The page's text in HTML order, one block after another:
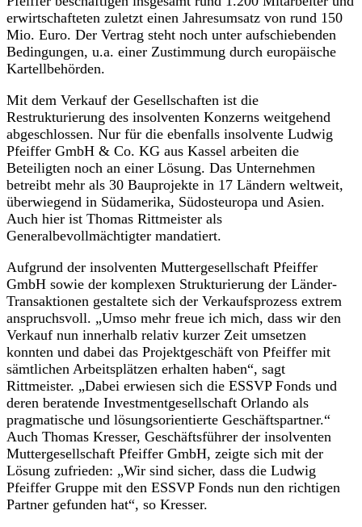
erwirtschafteten zuletzt einen Jahresumsatz von rund 150
Mio. Euro. Der Vertrag steht noch unter aufschiebenden
Bedingungen, u.a. einer Zustimmung durch europäische
Kartellbehörden.
Mit dem Verkauf der Gesellschaften ist die
Restrukturierung des insolventen Konzerns weitgehend
abgeschlossen. Nur für die ebenfalls insolvente Ludwig
Pfeiffer GmbH & Co. KG aus Kassel arbeiten die
Beteiligten noch an einer Lösung. Das Unternehmen
betreibt mehr als 30 Bauprojekte in 17 Ländern weltweit,
überwiegend in Südamerika, Südosteuropa und Asien.
Auch hier ist Thomas Rittmeister als
Generalbevollmächtigter mandatiert.
Aufgrund der insolventen Muttergesellschaft Pfeiffer
GmbH sowie der komplexen Strukturierung der Länder-
Transaktionen gestaltete sich der Verkaufsprozess extrem
anspruchsvoll. „Umso mehr freue ich mich, dass wir den
Verkauf nun innerhalb relativ kurzer Zeit umsetzen
konnten und dabei das Projektgeschäft von Pfeiffer mit
sämtlichen Arbeitsplätzen erhalten haben“, sagt
Rittmeister. „Dabei erwiesen sich die ESSVP Fonds und
deren beratende Investmentgesellschaft Orlando als
pragmatische und lösungsorientierte Geschäftspartner.“
Auch Thomas Kresser, Geschäftsführer der insolventen
Muttergesellschaft Pfeiffer GmbH, zeigte sich mit der
Lösung zufrieden: „Wir sind sicher, dass die Ludwig
Pfeiffer Gruppe mit den ESSVP Fonds nun den richtigen
Partner gefunden hat“, so Kresser.